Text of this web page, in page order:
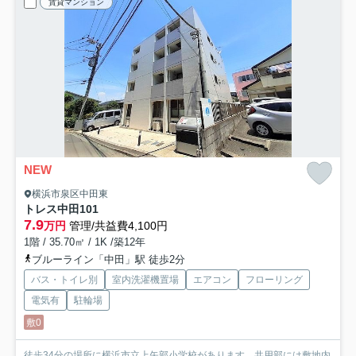
NEW
横浜市泉区中田東
トレス中田 101
7.9万円 管理/共益費4,100円
1階 / 35.70㎡ / 1K /築12年
ブルーライン「中田」駅 徒歩2分
バス・トイレ別 室内洗濯機置場 エアコン
フローリング
電気有
駐輪場
敷0